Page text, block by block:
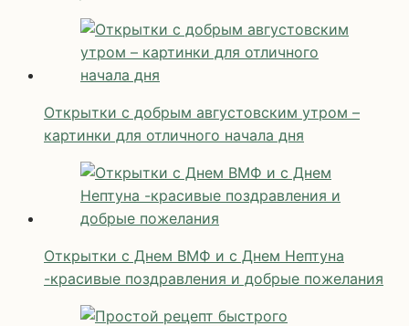
Открытки с добрым августовским утром –
картинки для отличного начала дня
Открытки с Днем ВМФ и с Днем Нептуна
-красивые поздравления и добрые пожелания